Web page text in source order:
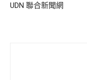
UDN 聯合新聞網